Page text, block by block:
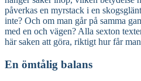
påverkas en myrstack i en
inte? Och om man går på samma
med en och vägen? Alla sexton
här saken att göra, riktigt hur får
En ömtålig balans